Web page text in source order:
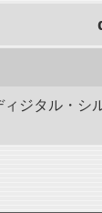
ジタル・シ